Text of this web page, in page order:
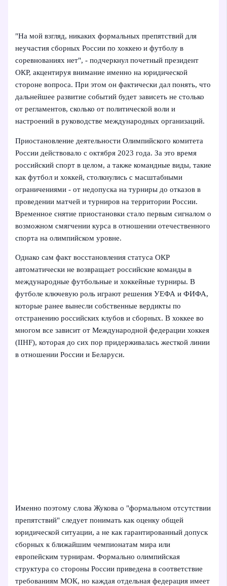
"На мой взгляд, никаких формальных препятствий для
неучастия сборных России по хоккею и футболу в
соревнованиях нет", - подчеркнул почетный президент
ОКР, акцентируя внимание именно на юридической
стороне вопроса. При этом он фактически дал понять, что
дальнейшее развитие событий будет зависеть не столько
от регламентов, сколько от политической воли и
настроений в руководстве международных организаций.
Приостановление деятельности Олимпийского комитета
России действовало с октября 2023 года. За это время
российский спорт в целом, а также командные виды, такие
как футбол и хоккей, столкнулись с масштабными
ограничениями - от недопуска на турниры до отказов в
проведении матчей и турниров на территории России.
Временное снятие приостановки стало первым сигналом о
возможном смягчении курса в отношении отечественного
спорта на олимпийском уровне.
Однако сам факт восстановления статуса ОКР
автоматически не возвращает российские команды в
международные футбольные и хоккейные турниры. В
футболе ключевую роль играют решения УЕФА и ФИФА,
которые ранее вынесли собственные вердикты по
отстранению российских клубов и сборных. В хоккее во
многом все зависит от Международной федерации хоккея
(IIHF), которая до сих пор придерживалась жесткой линии
в отношении России и Беларуси.
Именно поэтому слова Жукова о "формальном отсутствии
препятствий" следует понимать как оценку общей
юридической ситуации, а не как гарантированный допуск
сборных к ближайшим чемпионатам мира или
европейским турнирам. Формально олимпийская
структура со стороны России приведена в соответствие
требованиям МОК, но каждая отдельная федерация имеет